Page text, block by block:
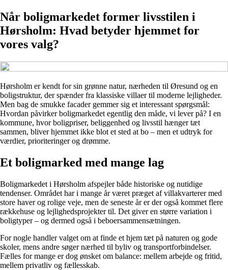
Når boligmarkedet former livsstilen i
Hørsholm: Hvad betyder hjemmet for
vores valg?
Hørsholm er kendt for sin grønne natur, nærheden til Øresund og en
boligstruktur, der spænder fra klassiske villaer til moderne lejligheder.
Men bag de smukke facader gemmer sig et interessant spørgsmål:
Hvordan påvirker boligmarkedet egentlig den måde, vi lever på? I en
kommune, hvor boligpriser, beliggenhed og livsstil hænger tæt
sammen, bliver hjemmet ikke blot et sted at bo – men et udtryk for
værdier, prioriteringer og drømme.
Et boligmarked med mange lag
Boligmarkedet i Hørsholm afspejler både historiske og nutidige
tendenser. Området har i mange år været præget af villakvarterer med
store haver og rolige veje, men de seneste år er der også kommet flere
rækkehuse og lejlighedsprojekter til. Det giver en større variation i
boligtyper – og dermed også i beboersammensætningen.
For nogle handler valget om at finde et hjem tæt på naturen og gode
skoler, mens andre søger nærhed til byliv og transportforbindelser.
Fælles for mange er dog ønsket om balance: mellem arbejde og fritid,
mellem privatliv og fællesskab.